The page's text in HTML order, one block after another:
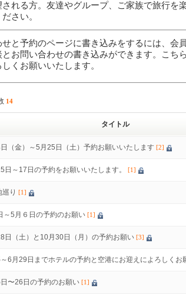
される方。友達やグループ、ご家族で旅行を
さい。
せと予約のページに書き込みをするには、
とお問い合わせの書き込みができます。こち
くお願いいたします。
14
タイトル
（金）～5月25日（土）予約お願いいたします [2]
日～17日の予約をお願いいたします。 [1]
巡り [1]
～5月６日の予約のお願い [1]
日（土）と10月30日（月）の予約お願い [3]
6月29日までホテルの予約と空港にお迎えによろしくお
〜26日の予約のお願い [1]